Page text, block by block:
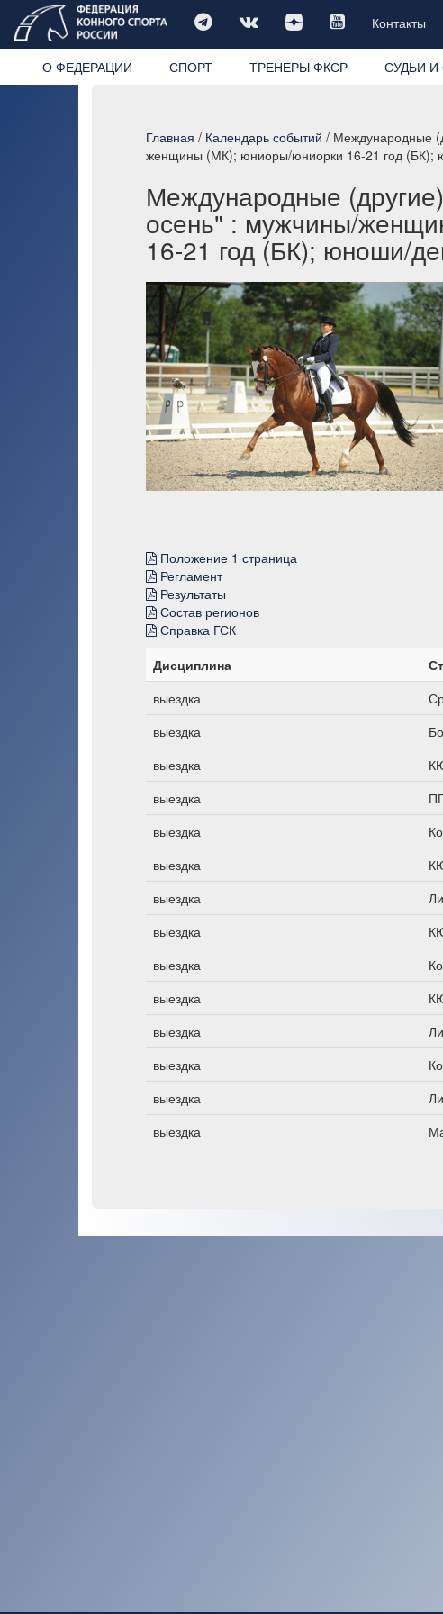
Контакты
О ФЕДЕРАЦИИ СПОРТ ТРЕНЕРЫ ФКСР СУДЬИ
Главная / Календарь событий / Международные
женщины (МК); юниоры/юниорки 16-21 год (БК);
Международные
осень" : мужчины/
16-21 год (БК); юноши/
Положение 1 страница
Регламент
Результаты
Состав регионов
Справка ГСК
Дисциплина
выездка
выездка
выездка
выездка
выездка
выездка
выездка
выездка
выездка
выездка
выездка
выездка
выездка
выездка